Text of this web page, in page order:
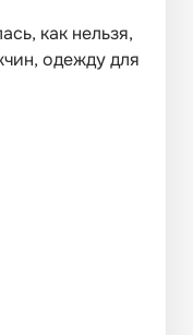
как нельзя,
одежду для